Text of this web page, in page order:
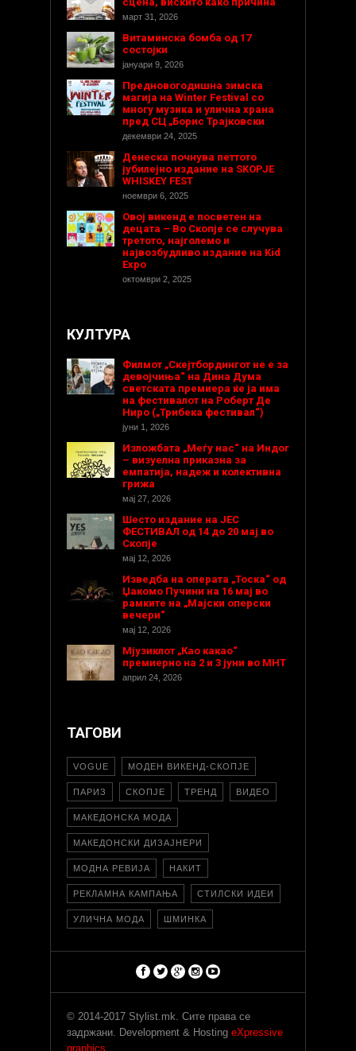
март 31, 2026
Витаминска бомба од 17
состојки
јануари 9, 2026
Предновогодишнa зимска
магија на Winter Festival со
многу музика и улична храна
пред СЦ „Борис Трајковски
декември 24, 2025
Денеска почнува петтото
јубилејно издание на SKOPJE
WHISKEY FEST
ноември 6, 2025
Овој викенд е посветен на
децата – Во Скопје се случува
третото, најголемо и
највозбудливо издание на Kid
Expo
октомври 2, 2025
КУЛТУРА
Филмот „Скејтбордингот не е за
девојчиња“ на Дина Дума
светската премиера ќе ја има
на фестивалот на Роберт Де
Ниро („Трибека фестивал“)
јуни 1, 2026
Изложбата „Меѓу нас“ на Индог
– визуелна приказна за
емпатија, надеж и колективна
грижа
мај 27, 2026
Шесто издание на ЈЕС
ФЕСТИВАЛ од 14 до 20 мај во
Скопје
мај 12, 2026
Изведба на операта „Тоска“ од
Џакомо Пучини на 16 мај во
рамките на „Мајски оперски
вечери“
мај 12, 2026
Мјузиклот „Као какао“
премиерно на 2 и 3 јуни во МНТ
април 24, 2026
ТАГОВИ
VOGUE МОДЕН ВИКЕНД-СКОПЈЕ
ПАРИЗ СКОПЈЕ ТРЕНД ВИДЕО
МАКЕДОНСКА МОДА
МАКЕДОНСКИ ДИЗАЈНЕРИ
МОДНА РЕВИЈА НАКИТ
РЕКЛАМНА КАМПАЊА СТИЛСКИ ИДЕИ
УЛИЧНА МОДА ШМИНКА
© 2014-2017 Stylist.mk. Сите права се
задржани. Development & Hosting eXpressive
graphics